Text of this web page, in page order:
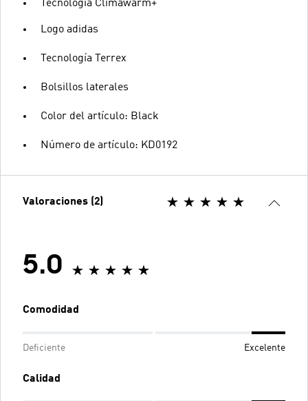
Tecnología Climawarm+
Logo adidas
Tecnología Terrex
Bolsillos laterales
Color del artículo: Black
Número de artículo: KD0192
Valoraciones (2)
5.0
Comodidad
Deficiente Excelente
Calidad